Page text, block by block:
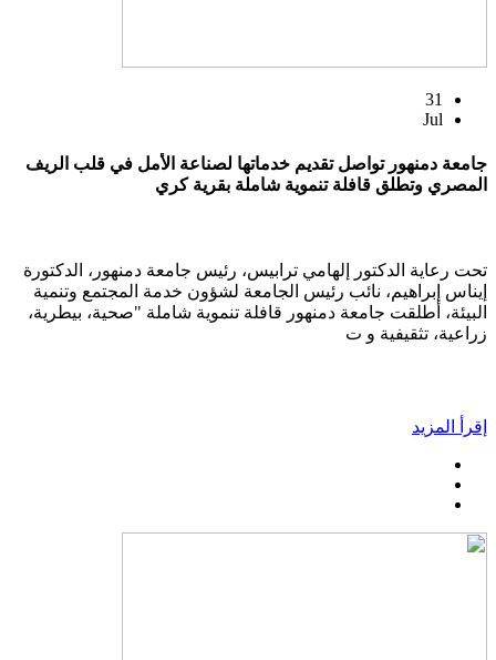
31
Jul
جامعة دمنهور تواصل تقديم خدماتها لصناعة الأمل في قلب الريف
المصري وتطلق قافلة تنموية شاملة بقرية كري
تحت رعاية الدكتور إلهامي ترابيس، رئيس جامعة دمنهور، الدكتورة
إيناس إبراهيم، نائب رئيس الجامعة لشؤون خدمة المجتمع وتنمية
البيئة، أطلقت جامعة دمنهور قافلة تنموية شاملة "صحية، بيطرية،
زراعية، تثقيفية و ت
إقرأ المزيد